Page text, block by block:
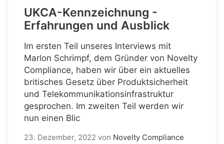
UKCA-Kennzeichnung -
Erfahrungen und Ausblick
Im ersten Teil unseres Interviews mit
Marlon Schrimpf, dem Gründer von Novelty
Compliance, haben wir über ein aktuelles
britisches Gesetz über Produktsicherheit
und Telekommunikationsinfrastruktur
gesprochen. Im zweiten Teil werden wir
nun einen Blic
23. Dezember, 2022 von Novelty Compliance